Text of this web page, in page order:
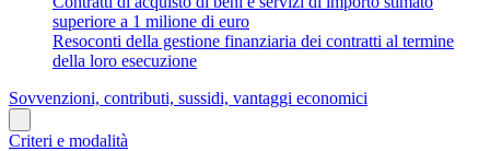
superiore a 1 milione di euro
Resoconti della gestione finanziaria dei contratti al termine
della loro esecuzione
Sovvenzioni, contributi, sussidi, vantaggi economici
Criteri e modalità